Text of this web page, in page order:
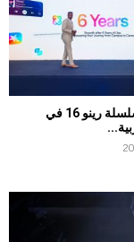
أوبو تطلق سلسلة رينو 16 في